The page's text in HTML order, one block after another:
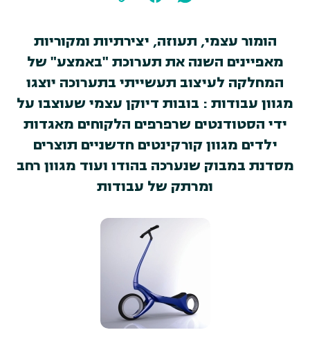
הומור עצמי, תעוזה, יצירתיות ומקוריות
מאפיינים השנה את תערוכת "באמצע" של
המחלקה לעיצוב תעשייתי בתערוכה יוצגו
מגוון עבודות : בובות דיוקן עצמי שעוצבו על
ידי הסטודנטים שרפרפים הלקוחים מאגדות
ילדים מגוון קורקינטים חדשניים תוצרים
מסדנת במבוק שנערכה בהודו ועוד מגוון רחב
ומרתק של עבודות